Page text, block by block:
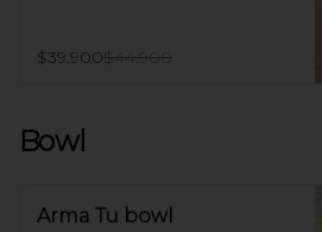
$39.900$44.900
Bowl
Arma Tu bowl